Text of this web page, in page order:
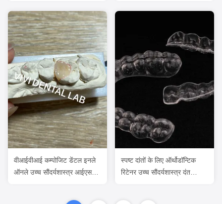
वीआईवीआई कम्पोजिट डेंटल इनले
ऑनले उच्च सौंदर्यशास्त्र आईएसओ
स्पष्ट दांतों के लिए ऑर्थोडॉन्टिक
रिटेनर उच्च सौंदर्यशास्त्र दंत